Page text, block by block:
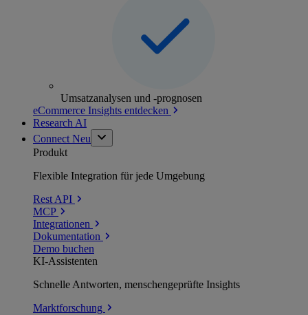
Umsatzanalysen und -prognosen
eCommerce Insights entdecken
Research AI
Connect Neu
Produkt
Flexible Integration für jede Umgebung
Rest API
MCP
Integrationen
Dokumentation
Demo buchen
KI-Assistenten
Schnelle Antworten, menschengeprüfte Insights
Marktforschung